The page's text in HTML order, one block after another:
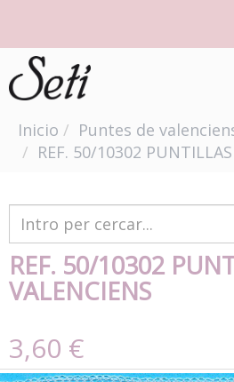
Inicio
Puntes de
REF. 50/10302
REF. 50/10302
VALENCIENS
3,60 €